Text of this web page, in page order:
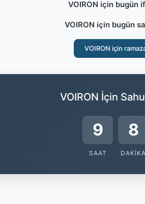
VOIRON için bugün
VOIRON için bugün
VOIRON için
VOIRON İçin
9
SAAT
8
DAKIKA